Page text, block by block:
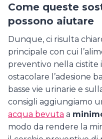
Come queste
possono aiutare
Dunque, ci risulta
principale con cui
preventivo nella cistite
ostacolare l’adesione
basse vie urinarie e
consigli aggiungiamo
acqua bevuta a
modo da rendere la